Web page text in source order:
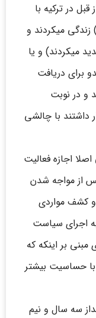
ها که از قبل در ترکیه با
زندگی میکردند و
میکردند) و یا
برای دریافت
و در نوبت
داشتند با چالشی
اجازه فعالیت
پس از مواجه شدن
و کشف مواردی
به اجرای سیاست
بر اینکه که
حساسیت بیشتر
سه سال و نیم